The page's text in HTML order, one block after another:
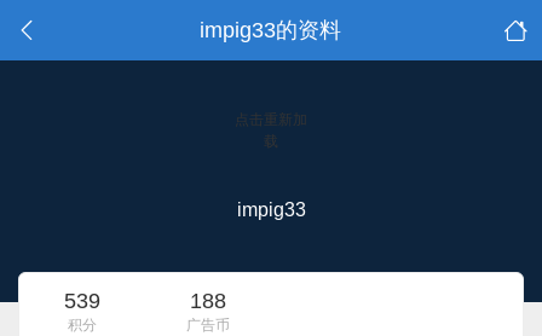
impig33的资料
点击重新加
载
impig33
539
积分
188
广告币